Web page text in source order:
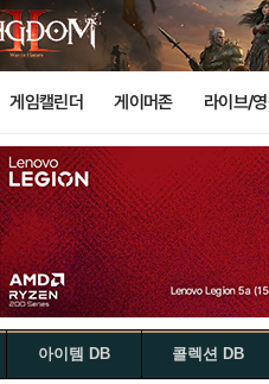
게임캘린더 게이머존 라이브/
아이템 DB 콜렉션 DB